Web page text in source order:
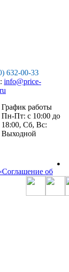
632-00-33
info@price-
График работы
Пн-Пт: c 10:00 до
18:00, Сб, Вс:
Выходной
об